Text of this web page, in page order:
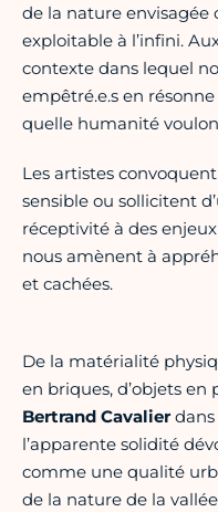
de la nature envisagée
exploitable à l’infini.
contexte dans lequel
empêtré.e.s en
quelle humanité
Les artistes
sensible ou sollicitent
réceptivité à des
nous amènent à
et cachées.
De la matérialité
en briques, d’objets
Bertrand Cavalierdans
l’apparente solidité
comme une qualité
de la nature de la